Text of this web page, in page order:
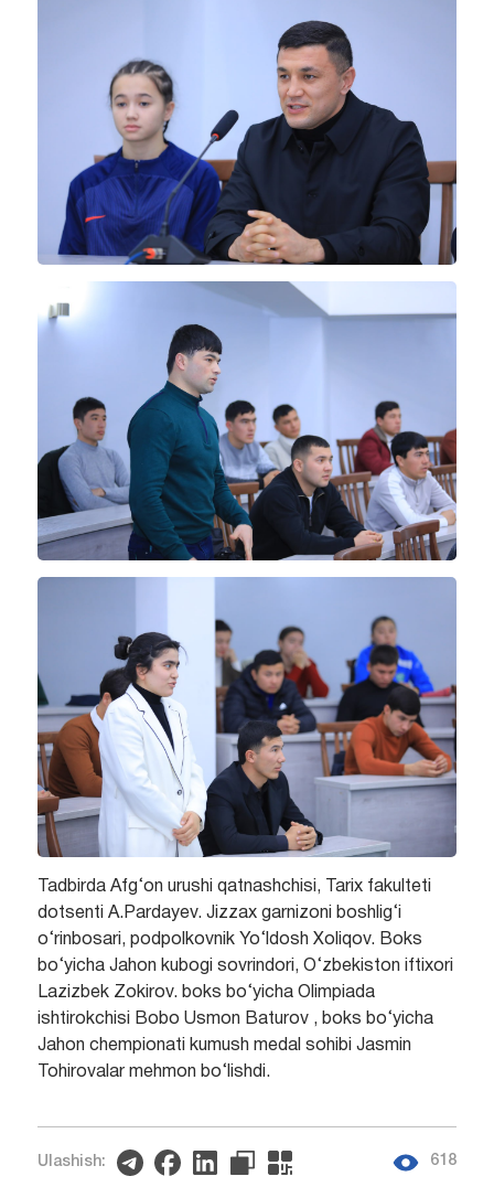
Tadbirda Afg‘on urushi qatnashchisi, Tarix fakulteti
dotsenti A.Pardayev. Jizzax garnizoni boshlig‘i
o‘rinbosari, podpolkovnik Yo‘ldosh Xoliqov. Boks
bo‘yicha Jahon kubogi sovrindori, O‘zbekiston iftixori
Lazizbek Zokirov. boks bo‘yicha Olimpiada
ishtirokchisi Bobo Usmon Baturov , boks bo‘yicha
Jahon chempionati kumush medal sohibi Jasmin
Tohirovalar mehmon bo‘lishdi.
Ulashish: 618